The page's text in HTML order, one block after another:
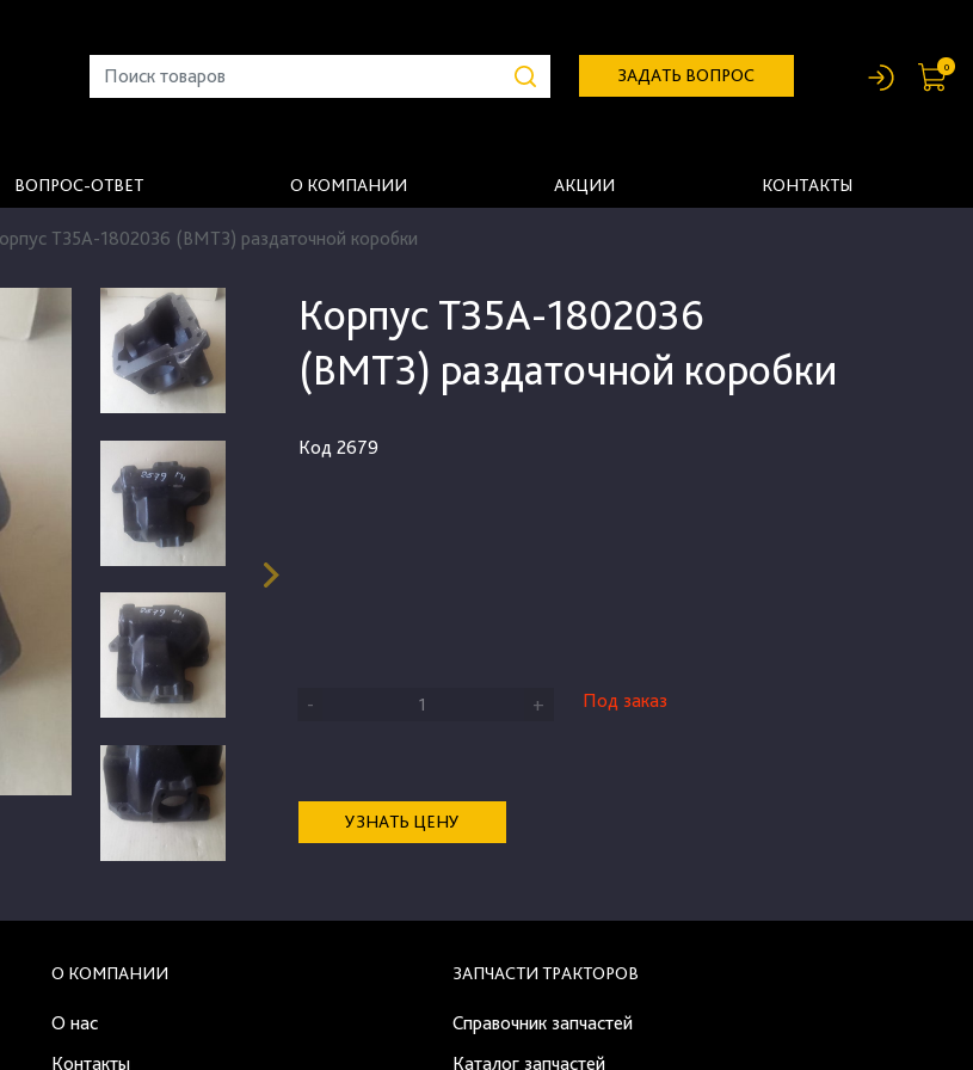
ЗАДАТЬ ВОПРОС 0
ВОПРОС-ОТВЕТ О КОМПАНИИ АКЦИИ КОНТАКТЫ
Т35А-1802036 (ВМТЗ) раздаточной коробки
Корпус Т35А-1802036
(ВМТЗ) раздаточной коробки
Код 2679
- + Под заказ
УЗНАТЬ ЦЕНУ
О КОМПАНИИ
О нас
Контакты
ЗАПЧАСТИ ТРАКТОРОВ
Справочник запчастей
Каталог запчастей